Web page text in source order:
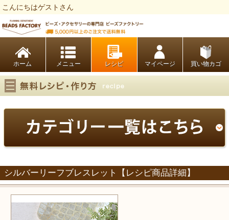
こんにちはゲストさん
ホーム レシピ マイページ 買い物カゴ
シルバーリーフブレスレット【レシピ商品詳細】